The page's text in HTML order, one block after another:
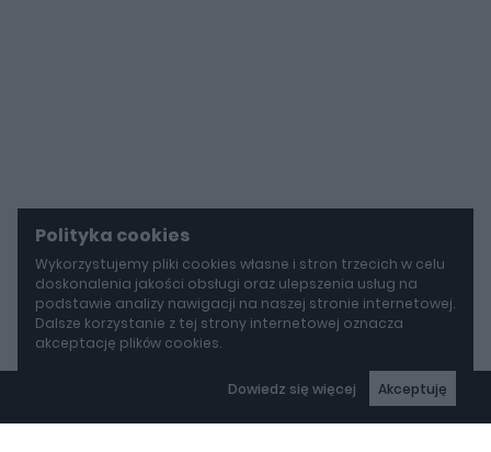
Polityka cookies
Wykorzystujemy pliki cookies własne i stron trzecich w celu
doskonalenia jakości obsługi oraz ulepszenia usług na
podstawie analizy nawigacji na naszej stronie internetowej.
Dalsze korzystanie z tej strony internetowej oznacza
akceptację plików cookies.
Dowiedz się więcej Akceptuję